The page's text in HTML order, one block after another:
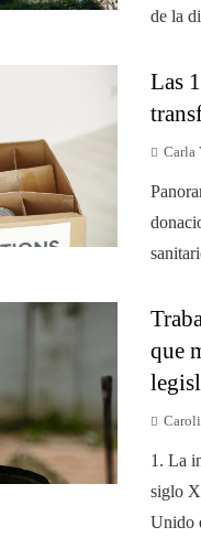
de la
Las
Carla
que
1. La
siglo
Unido